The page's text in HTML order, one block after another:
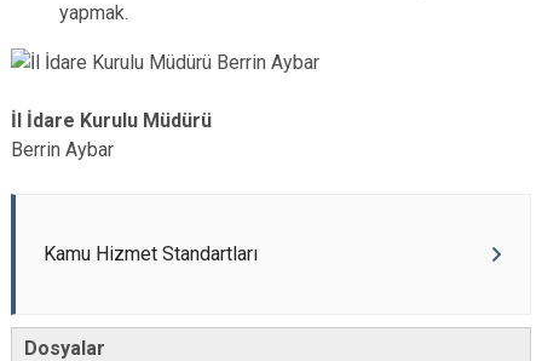
yapmak.
İl İdare Kurulu Müdürü
Berrin Aybar
Kamu Hizmet Standartları
Dosyalar